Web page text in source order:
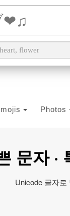
Photos
문자 ·
Unicode 글자